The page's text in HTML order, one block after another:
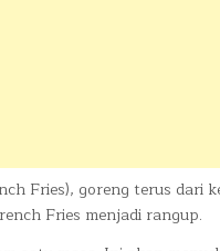
Fries), goreng terus dari
Fries menjadi rangup.